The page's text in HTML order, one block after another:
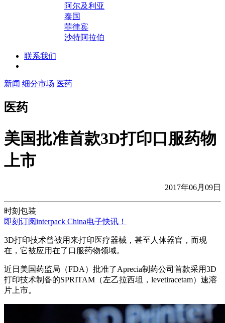
阿尔及利亚
泰国
菲律宾
沙特阿拉伯
联系我们
新闻 细分市场 医药
医药
美国批准首款3D打印口服药物
上市
2017年06月09日
时刻包装
即刻订阅interpack China电子快讯！
3D打印技术曾被用来打印医疗器械，甚至人体器官，而现
在，它被应用在了口服药物领域。
近日美国药监局（FDA）批准了Aprecia制药公司首款采用3D
打印技术制备的SPRITAM（左乙拉西坦，levetiracetam）速溶
片上市。